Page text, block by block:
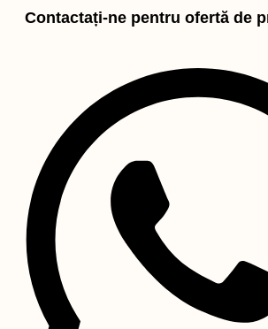
Contactați-ne pentru ofertă de